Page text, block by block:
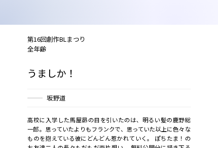
第16回創作BLまつり
全年齢
うましか！
坂野道
高校に入学した馬屋昴の目を引いたのは、明るい髪の鹿野総
一郎。思っていたよりもフランクで、思っていた以上に色々な
ものを抱えている彼にどんどん惹かれていく。 ぽちたま！の